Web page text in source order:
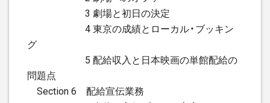
3 劇場と初日の決定
4 東京の成績とローカル・ブッキン
グ
5 配給収入と日本映画の単館配給の
問題点
Section 6 配給宣伝業務